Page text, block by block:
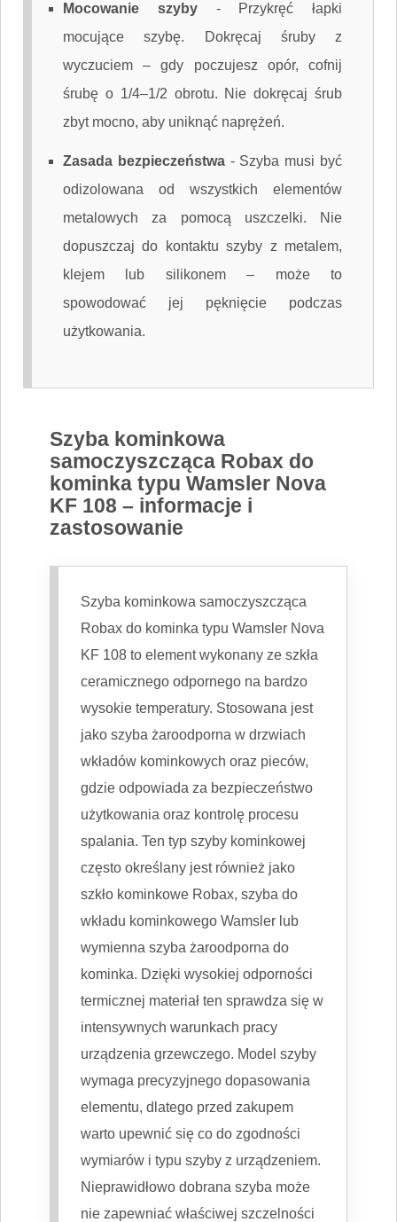
Mocowanie szyby-
Przykręć łapki
mocujące szybę. Dokręcaj śruby z
wyczuciem – gdy poczujesz opór, cofnij
śrubę o 1/4–1/2 obrotu. Nie dokręcaj śrub
zbyt mocno, aby uniknąć naprężeń.
Zasada bezpieczeństwa- Szyba musi być
odizolowana od wszystkich elementów
metalowych za pomocą uszczelki. Nie
dopuszczaj do kontaktu szyby z metalem,
klejem lub silikonem – może to
spowodować jej pęknięcie podczas
użytkowania.
Szyba kominkowa
samoczyszcząca Robax do
kominka typu Wamsler Nova
KF 108 – informacje i
zastosowanie
Szyba kominkowa samoczyszcząca
Robax do kominka typu Wamsler Nova
KF 108 to element wykonany ze szkła
ceramicznego odpornego na bardzo
wysokie temperatury. Stosowana jest
jako szyba żaroodporna w drzwiach
wkładów kominkowych oraz pieców,
gdzie odpowiada za bezpieczeństwo
użytkowania oraz kontrolę procesu
spalania. Ten typ szyby kominkowej
często określany jest również jako
szkło kominkowe Robax, szyba do
wkładu kominkowego Wamsler lub
wymienna szyba żaroodporna do
kominka. Dzięki wysokiej odporności
termicznej materiał ten sprawdza się w
intensywnych warunkach pracy
urządzenia grzewczego. Model szyby
wymaga precyzyjnego dopasowania
elementu, dlatego przed zakupem
warto upewnić się co do zgodności
wymiarów i typu szyby z urządzeniem.
Nieprawidłowo dobrana szyba może
nie zapewniać właściwej szczelności